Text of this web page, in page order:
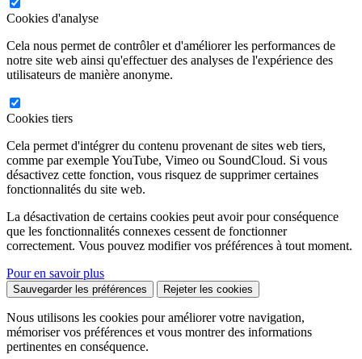
Cookies d'analyse
Cela nous permet de contrôler et d'améliorer les performances de
notre site web ainsi qu'effectuer des analyses de l'expérience des
utilisateurs de manière anonyme.
Cookies tiers
Cela permet d'intégrer du contenu provenant de sites web tiers,
comme par exemple YouTube, Vimeo ou SoundCloud. Si vous
désactivez cette fonction, vous risquez de supprimer certaines
fonctionnalités du site web.
La désactivation de certains cookies peut avoir pour conséquence
que les fonctionnalités connexes cessent de fonctionner
correctement. Vous pouvez modifier vos préférences à tout moment.
Pour en savoir plus
Sauvegarder les préférences Rejeter les cookies
Nous utilisons les cookies pour améliorer votre navigation,
mémoriser vos préférences et vous montrer des informations
pertinentes en conséquence.